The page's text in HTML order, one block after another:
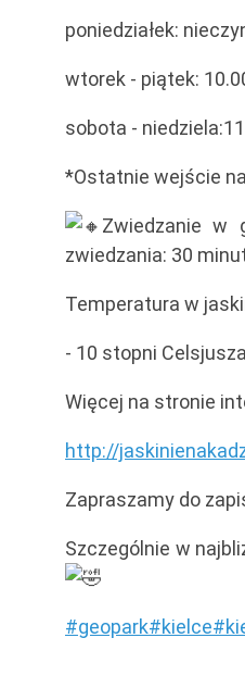
poniedziałek:
wtorek - piątek:
sobota -
*Ostatnie wejście
Zwiedzanie w
zwiedzania: 30
Temperatura w
- 10 stopni Celsjusza
Więcej na stronie
http://
Zapraszamy do
Szczególnie w
#geopark#kielce